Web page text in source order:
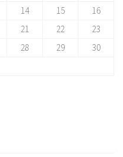
14 15
16
21 22
23
28 29
30